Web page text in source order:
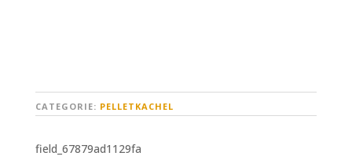
CATEGORIE: PELLETKACHEL
field_67879ad1129fa